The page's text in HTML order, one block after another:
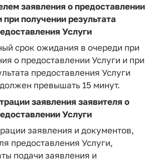
заявления о предоставлении
при получении результата
Услуги
срок ожидания в очереди при
о предоставлении Услуги и при
предоставления Услуги
превышать 15 минут.
заявления заявителя о
Услуги
заявления и документов,
предоставления Услуги,
подачи заявления и